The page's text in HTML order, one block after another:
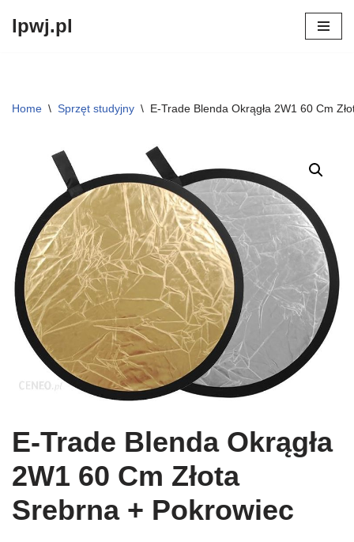
lpwj.pl
Home \ Sprzęt studyjny \ E-Trade Blenda Okrągła 2W1 60 Cm
E-Trade Blenda Okrągła
2W1 60 Cm Złota
Srebrna + Pokrowiec